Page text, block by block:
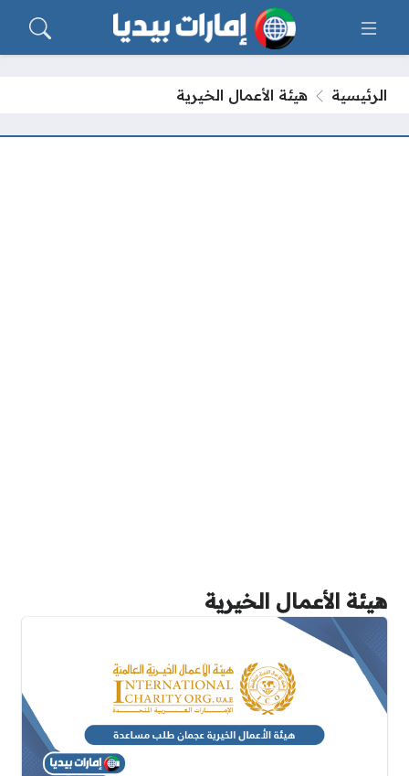
الرئيسية هيئة الأعمال الخيرية
هيئة الأعمال الخيرية